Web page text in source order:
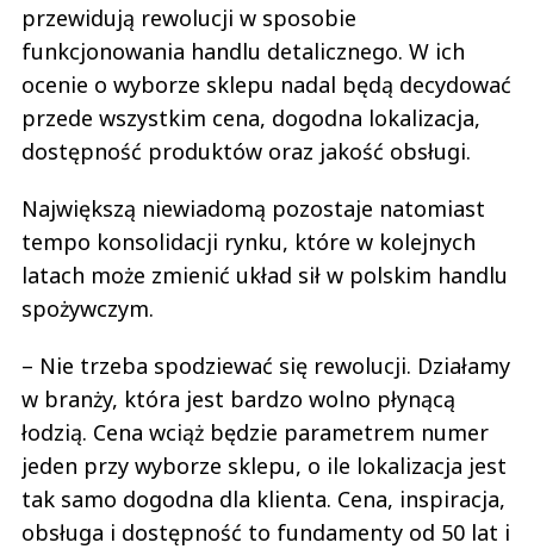
przewidują rewolucji w sposobie
funkcjonowania handlu detalicznego. W ich
ocenie o wyborze sklepu nadal będą decydować
przede wszystkim cena, dogodna lokalizacja,
dostępność produktów oraz jakość obsługi.
Największą niewiadomą pozostaje natomiast
tempo konsolidacji rynku, które w kolejnych
latach może zmienić układ sił w polskim handlu
spożywczym.
– Nie trzeba spodziewać się rewolucji. Działamy
w branży, która jest bardzo wolno płynącą
łodzią. Cena wciąż będzie parametrem numer
jeden przy wyborze sklepu, o ile lokalizacja jest
tak samo dogodna dla klienta. Cena, inspiracja,
obsługa i dostępność to fundamenty od 50 lat i